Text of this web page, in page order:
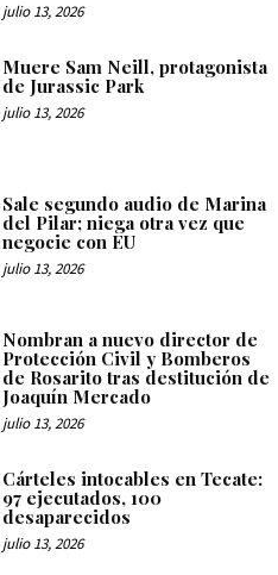
julio 13, 2026
Muere Sam Neill, protagonista
de Jurassic Park
julio 13, 2026
Sale segundo audio de Marina
del Pilar; niega otra vez que
negocie con EU
julio 13, 2026
Nombran a nuevo director de
Protección Civil y Bomberos
de Rosarito tras destitución de
Joaquín Mercado
julio 13, 2026
Cárteles intocables en Tecate:
97 ejecutados, 100
desaparecidos
julio 13, 2026